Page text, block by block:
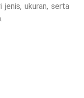
jenis, ukuran, serta
.